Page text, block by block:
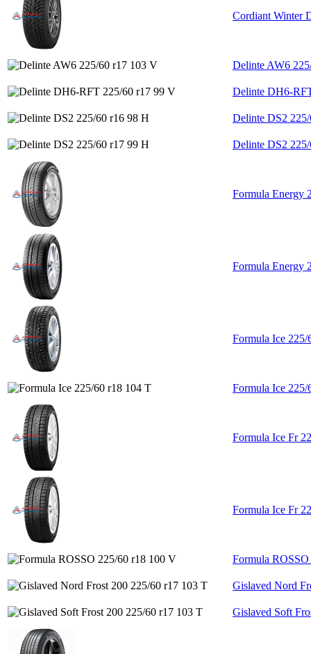
Cordiant Winter
Delinte AW6
Delinte DH6-
Delinte DS2
Delinte DS2
Formula Energy
Formula Energy
Formula Ice
Formula Ice
Formula Ice Fr
Formula Ice Fr
Formula
Gislaved Nord
Gislaved Soft